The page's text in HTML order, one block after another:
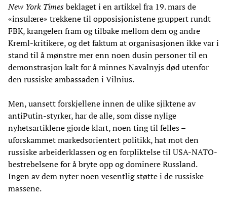
New York Timesbeklaget i en artikkel fra 19. mars de
«insulære» trekkene til opposisjonistene gruppert rundt
FBK, krangelen fram og tilbake mellom dem og andre
Kreml-kritikere, og det faktum at organisasjonen ikke var i
stand til å mønstre mer enn noen dusin personer til en
demonstrasjon kalt for å minnes Navalnyjs død utenfor
den russiske ambassaden i Vilnius.
Men, uansett forskjellene innen de ulike sjiktene av
antiPutin-styrker, har de alle, som disse nylige
nyhetsartiklene gjorde klart, noen ting til felles –
uforskammet markedsorientert politikk, hat mot den
russiske arbeiderklassen og en forpliktelse til USA-NATO-
bestrebelsene for å bryte opp og dominere Russland.
Ingen av dem nyter noen vesentlig støtte i de russiske
massene.